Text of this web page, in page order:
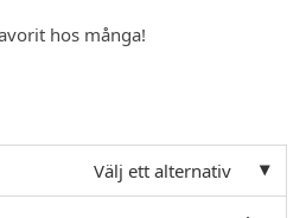
hos många!
Välj ett alternativ